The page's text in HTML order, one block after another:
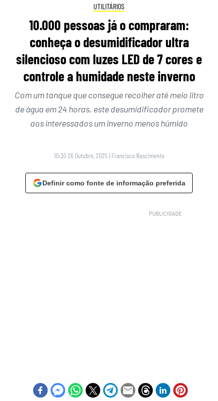
UTILITÁRIOS
10.000 pessoas já o compraram:
conheça o desumidificador ultra
silencioso com luzes LED de 7 cores e
controle a humidade neste inverno
Com um tanque que consegue recolher até meio litro
de água em 24 horas, este desumidificador promete
aos interessados um inverno menos húmido
10:30 26 Outubro, 2025 | Francisco Nascimento
Definir como fonte de informação preferida